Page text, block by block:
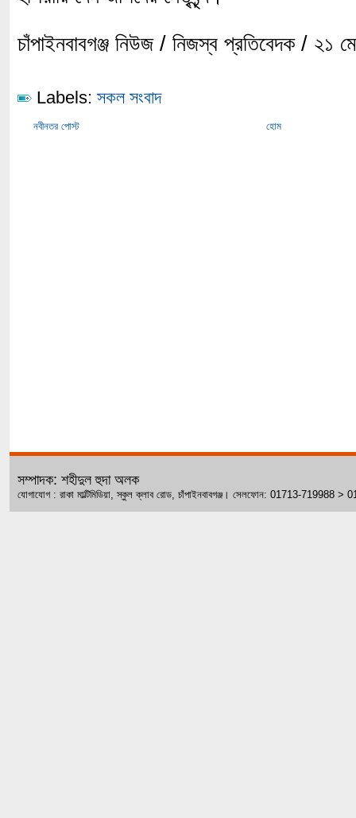
চাঁপাইনবাবগঞ্জ নিউজ / নিজস্ব প্রতিবেদক / ২১
Labels: সকল সংবাদ
নবীনতর পোস্ট হোম
সম্পাদক: শহীদুল হুদা অলক
যোগাযোগ : রাকা মাল্টিমিডিয়া, স্কুল ক্লাব রোড, চাঁপাইনবাবগঞ্জ। সেলফোন: 01713-